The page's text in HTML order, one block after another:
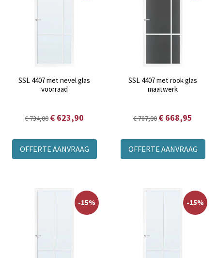
SSL 4407 met nevel glas
voorraad
€ 734,00 € 623,90
OFFERTE AANVRAAG
SSL 4407 met rook glas
maatwerk
€ 787,00 € 668,95
OFFERTE AANVRAAG
-15% -15%